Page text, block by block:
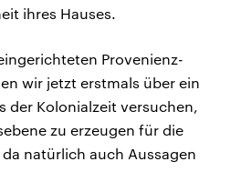
ihres Hauses.
Provenienz-
wir jetzt erstmals über ein
der Kolonialzeit versuchen,
zu erzeugen für die
natürlich auch Aussagen